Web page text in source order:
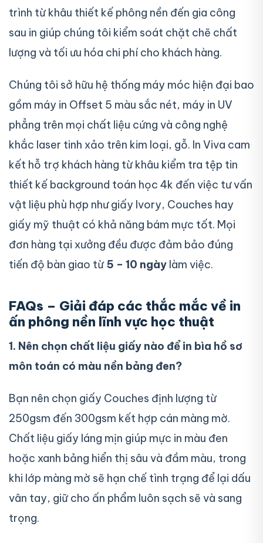
trình từ khâu thiết kế phông nền đến gia công
sau in giúp chúng tôi kiểm soát chặt chẽ chất
lượng và tối ưu hóa chi phí cho khách hàng.
Chúng tôi sở hữu hệ thống máy móc hiện đại bao
gồm máy in Offset 5 màu sắc nét, máy in UV
phẳng trên mọi chất liệu cứng và công nghệ
khắc laser tinh xảo trên kim loại, gỗ. In Viva cam
kết hỗ trợ khách hàng từ khâu kiểm tra tệp tin
thiết kế background toán học 4k đến việc tư vấn
vật liệu phù hợp như giấy Ivory, Couches hay
giấy mỹ thuật có khả năng bám mực tốt. Mọi
đơn hàng tại xưởng đều được đảm bảo đúng
tiến độ bàn giao từ5 – 10 ngày làm việc.
FAQs – Giải đáp các thắc mắc về in
ấn phông nền lĩnh vực học thuật
1. Nên chọn chất liệu giấy nào để in bìa hồ sơ
môn toán có màu nền bảng đen?
Bạn nên chọn giấy Couches định lượng từ
250gsm đến 300gsm kết hợp cán màng mờ.
Chất liệu giấy láng mịn giúp mực in màu đen
hoặc xanh bảng hiển thị sâu và đầm màu, trong
khi lớp màng mờ sẽ hạn chế tình trạng để lại dấu
vân tay, giữ cho ấn phẩm luôn sạch sẽ và sang
trọng.